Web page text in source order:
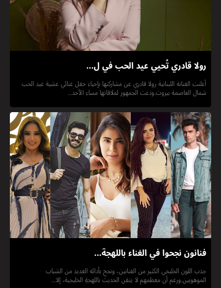
رولا قادري تُحيي عيد الحب في ل...
أعلنت الفنانة اللبنانية رولا قادري عن مشاركتها بإحياء حفل غنائي عشية عيد الحب
شمال العاصمة بيروت.ودعت الجمهور لملاقاتها مساء الأحد...
فنانون نجحوا في الغناء باللهجة...
جذب اللون الخليجي الكثير من الفنانين، ونجح بأدائه العديد من الشباب
الموهوبين.ورغم أن معظمهم لا يتقن الحديث باللهجةِ الخليجية، إلا...